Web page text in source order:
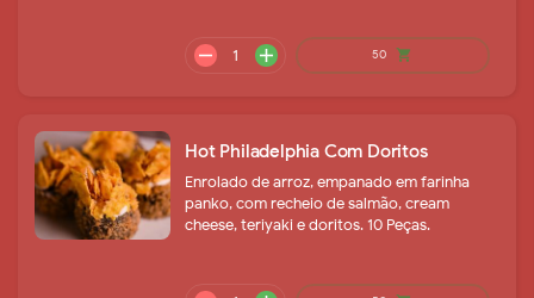
Hot Philadelphia Com Doritos
Enrolado de arroz, empanado em farinha
panko, com recheio de salmão, cream
cheese, teriyaki e doritos. 10 Peças.